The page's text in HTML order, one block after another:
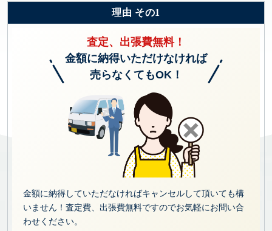
理由 その1
査定、出張費無料！
金額に納得いただけなければ
売らなくてもOK！
金額に納得していただなければキャンセルして頂いても構
いません！査定費、出張費無料ですのでお気軽にお問い合
わせください。